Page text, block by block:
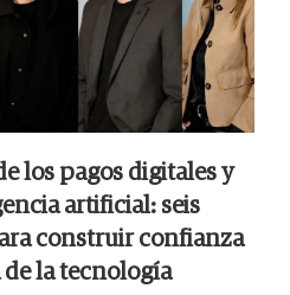
los pagos digitales y
artificial: seis
construir confianza
de la tecnología